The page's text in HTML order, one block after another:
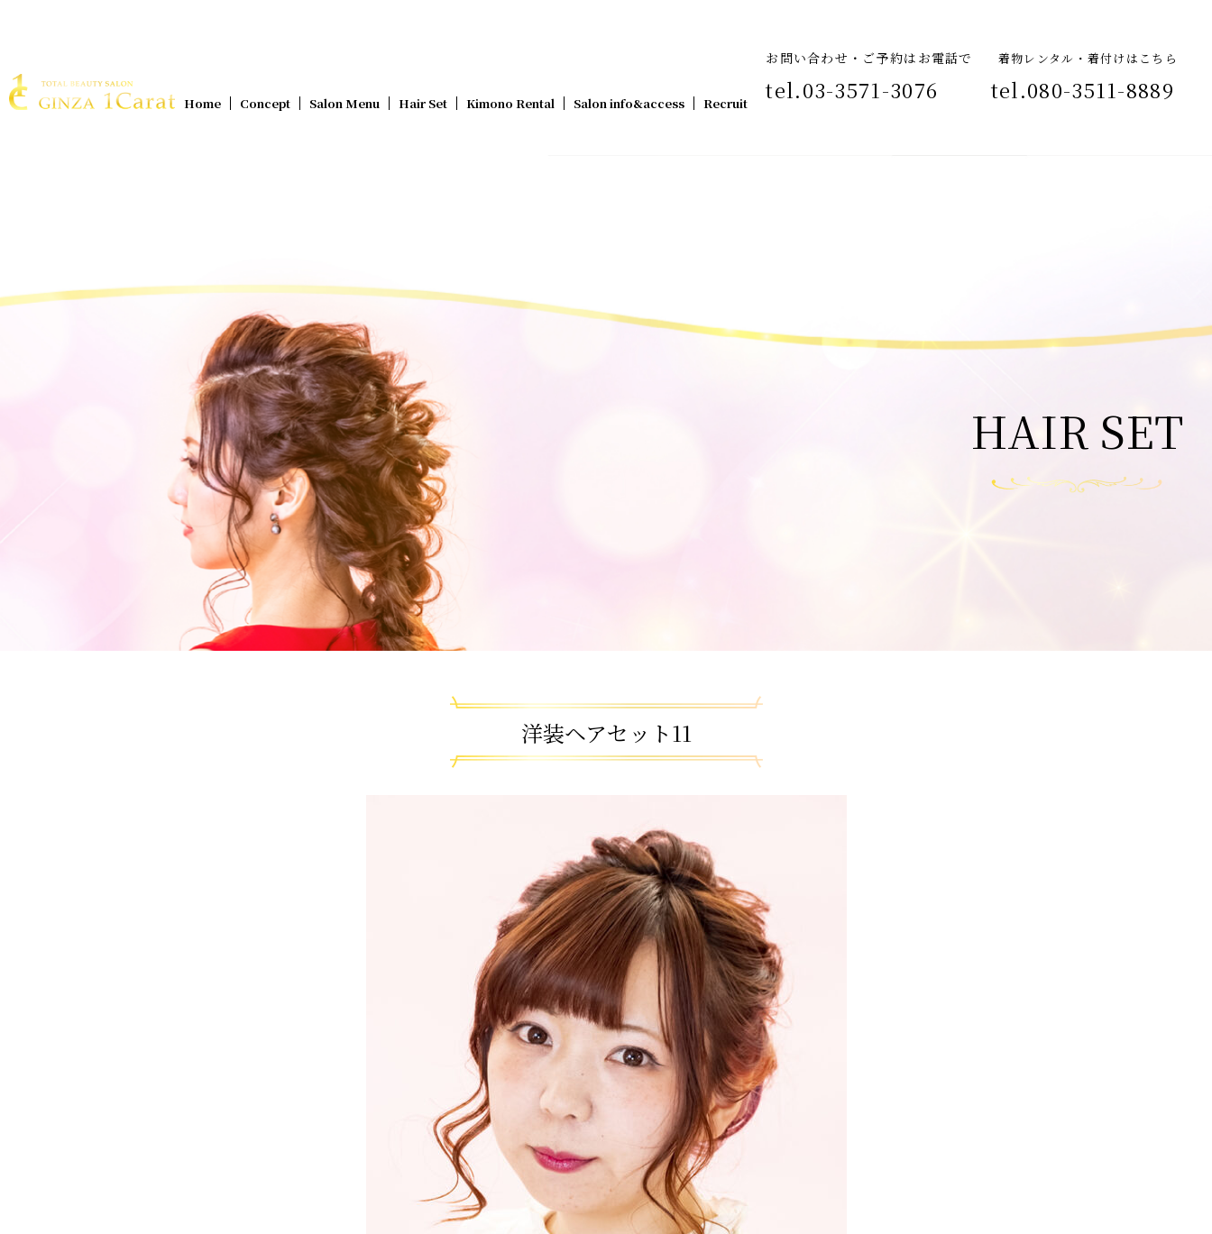
Home Concept Salon Menu Hair Set Kimono Rental Salon info&access Recruit
お問い合わせ・ご予約はお電話で
tel.03-3571-3076
着物レンタル・着付けはこちら
tel.080-3511-8889
HAIR SET
洋装ヘアセット11